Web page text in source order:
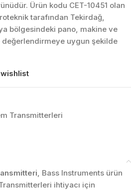
Ürün kodu CET-10451 olan
tarafından Tekirdağ,
bölgesindeki pano, makine ve
değerlendirmeye uygun şekilde
Transmitterleri
, Bass Instruments ürün
ihtiyacı için